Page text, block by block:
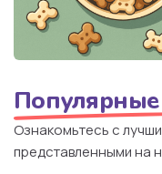
Ознакомьтесь с
представленными на